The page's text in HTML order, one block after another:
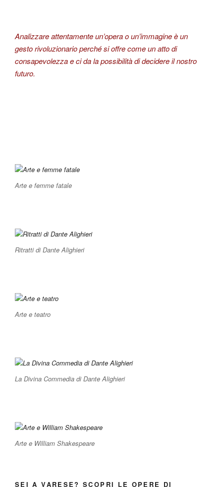
Analizzare attentamente un’opera o un’immagine è un
gesto rivoluzionario perché si offre come un atto di
consapevolezza e ci da la possibilità di decidere il nostro
futuro.
Arte e femme fatale
Ritratti di Dante Alighieri
Arte e teatro
La Divina Commedia di Dante Alighieri
Arte e William Shakespeare
SEI A VARESE? SCOPRI LE OPERE DI